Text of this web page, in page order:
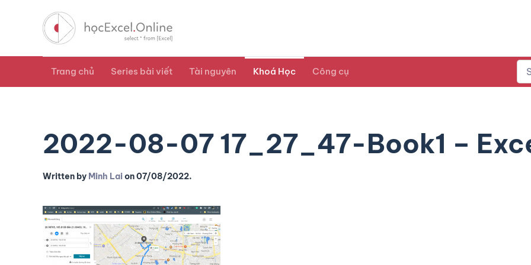
Trang chủ Series bài viết Tài nguyên Khoá Học Công cụ
2022-08-07 17_27_47-Book1 –
Written by Minh Laion07/08/2022.